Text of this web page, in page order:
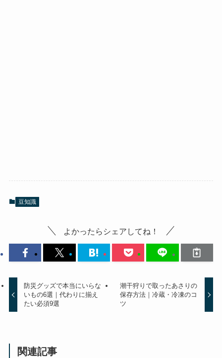
豆知識
よかったらシェアしてね！
防災グッズで本当にいらな
いもの6選｜代わりに揃え
たい必須9選
潮干狩りで取ったあさりの
保存方法｜冷蔵・冷凍のコ
ツ
関連記事